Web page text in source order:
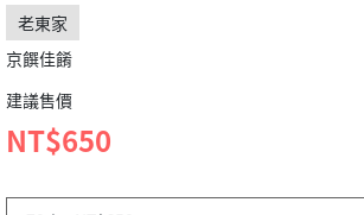
老東家
京饌佳餚
建議售價
NT$650